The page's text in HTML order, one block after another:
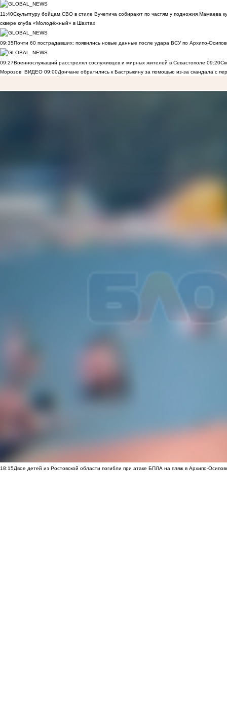
11:40Скульптуру бойцам СВО в стиле Вучетича собирают по частям у подножия Мамаева
сквере клуба «Молодёжный» в Шахтах
09:35Почти 60 пострадавших: появились новые данные после удара ВСУ по Архипо-
09:27Военнослужащий расстрелял сослуживцев и мирных жителей в Севастополе 09:20
Морозов ВИДЕО 09:00Дончане обратились к Бастрыкину за помощью из-за скандала с
18:15Двое детей из Ростовской области погибли при атаке БПЛА на пляж в Архипо-